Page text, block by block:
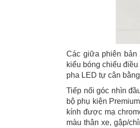
Các giữa phiên bản
kiểu bóng chiếu
pha LED tự cân
Tiếp nối góc nhìn
bộ phụ kiện
kính được mạ
màu thân xe, gập/